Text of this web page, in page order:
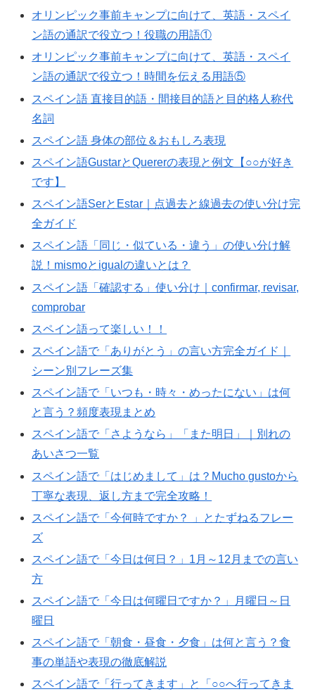
オリンピック事前キャンプに向けて、英語・スペイ
ン語の通訳で役立つ！役職の用語①
オリンピック事前キャンプに向けて、英語・スペイ
ン語の通訳で役立つ！時間を伝える用語⑤
スペイン語 直接目的語・間接目的語と目的格人称代
名詞
スペイン語 身体の部位＆おもしろ表現
スペイン語GustarとQuererの表現と例文【○○が好き
です】
スペイン語SerとEstar｜点過去と線過去の使い分け完
全ガイド
スペイン語「同じ・似ている・違う」の使い分け解
説！mismoとigualの違いとは？
スペイン語「確認する」使い分け｜confirmar, revisar,
comprobar
スペイン語って楽しい！！
スペイン語で「ありがとう」の言い方完全ガイド｜
シーン別フレーズ集
スペイン語で「いつも・時々・めったにない」は何
と言う？頻度表現まとめ
スペイン語で「さようなら」「また明日」｜別れの
あいさつ一覧
スペイン語で「はじめまして」は？Mucho gustoから
丁寧な表現、返し方まで完全攻略！
スペイン語で「今何時ですか？ 」とたずねるフレー
ズ
スペイン語で「今日は何日？」1月～12月までの言い
方
スペイン語で「今日は何曜日ですか？」月曜日～日
曜日
スペイン語で「朝食・昼食・夕食」は何と言う？食
事の単語や表現の徹底解説
スペイン語で「行ってきます」と「○○へ行ってきま